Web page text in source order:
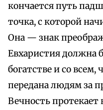
кончается путь
точка, с которой
Она — знак
Евхаристия должна
богатстве и со всем,
передана людям за
Вечность протекает